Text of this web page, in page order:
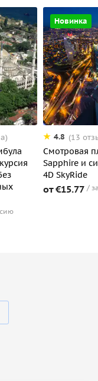
Новинка
4.8 (13
Смотровая
Sapphire и
4D SkyRide
от €15.77